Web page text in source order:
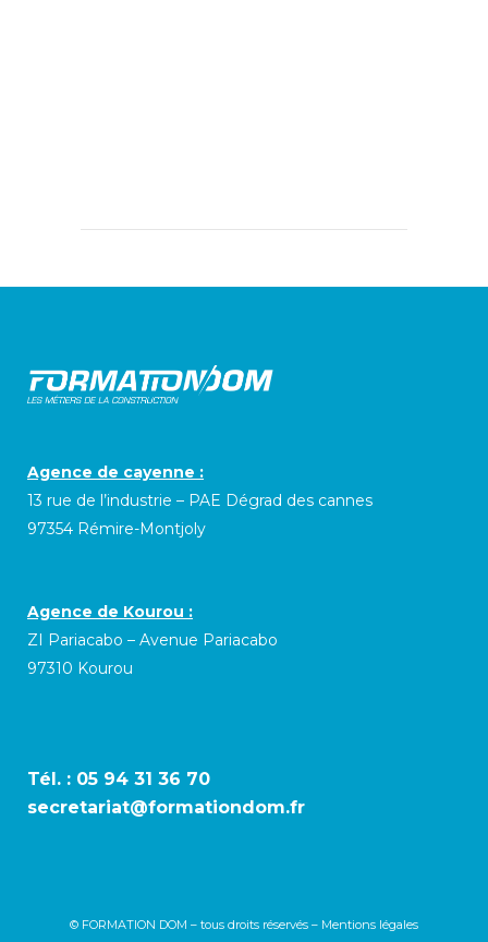
Agence de cayenne :
13 rue de l’industrie – PAE Dégrad des cannes
97354 Rémire-Montjoly
Agence de Kourou :
ZI Pariacabo – Avenue Pariacabo
97310 Kourou
Tél. : 05 94 31 36 70
secretariat@formationdom.fr
© FORMATION DOM – tous droits réservés – Mentions légales